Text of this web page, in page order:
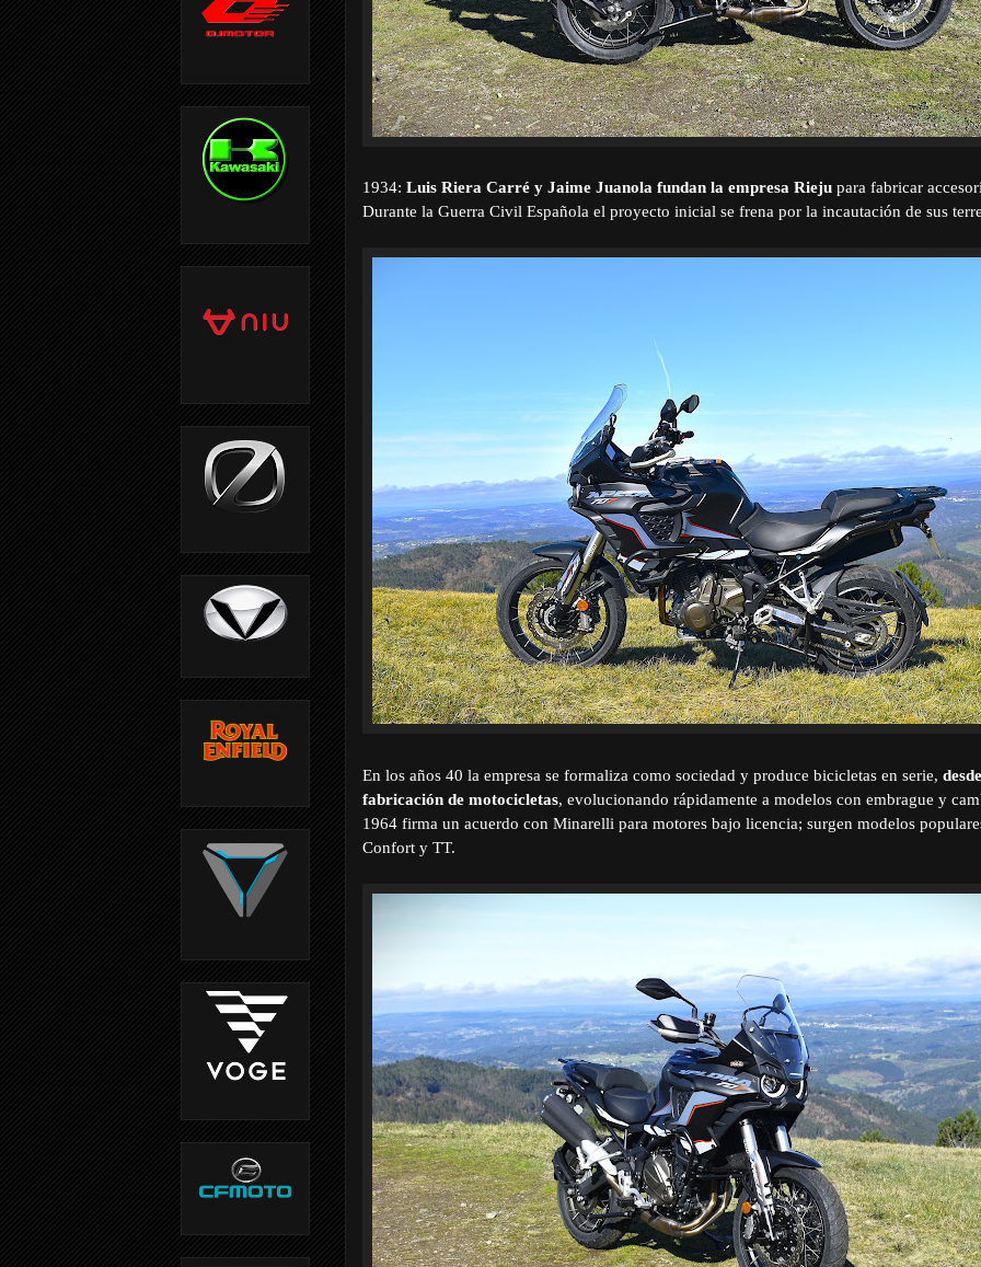
1934: Luis Riera Carré y Jaime Juanola fundan la empresa Rieju para fabricar
Durante la Guerra Civil Española el proyecto inicial se frena por la incautación de sus
En los años 40 la empresa se formaliza como sociedad y produce bicicletas en serie,
fabricación de motocicletas, evolucionando rápidamente a modelos con embrague y
1964 firma un acuerdo con Minarelli para motores bajo licencia; surgen modelos
Confort y TT.